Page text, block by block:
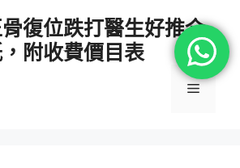
復位跌打醫生好推介
附收費價目表
選